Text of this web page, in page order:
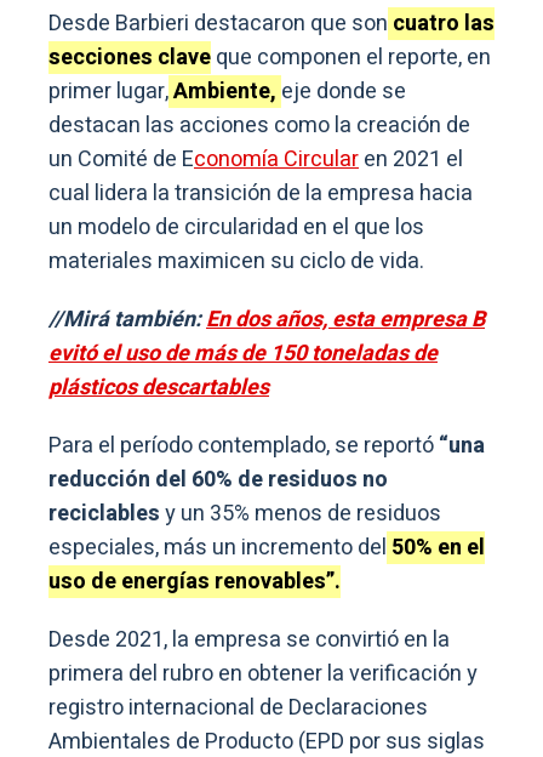
Desde Barbieri destacaron que son cuatro las
secciones claveque componen el reporte, en
primer lugar,Ambiente, eje donde se
destacan las acciones como la creación de
un Comité de Economía Circularen 2021 el
cual lidera la transición de la empresa hacia
un modelo de circularidad en el que los
materiales maximicen su ciclo de vida.
//Mirá también:En dos años, esta empresa B
evitó el uso de más de 150 toneladas de
plásticos descartables
Para el período contemplado, se reportó“una
reducción del 60% de residuos no
reciclablesy un 35% menos de residuos
especiales, más un incremento del 50% en el
uso de energías renovables”.
Desde 2021, la empresa se convirtió en la
primera del rubro en obtener la verificación y
registro internacional de Declaraciones
Ambientales de Producto (EPD por sus siglas